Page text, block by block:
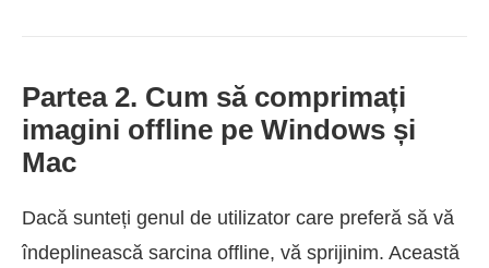
Partea 2. Cum să comprimați
imagini offline pe Windows și
Mac
Dacă sunteți genul de utilizator care preferă să vă
îndeplinească sarcina offline, vă sprijinim. Această